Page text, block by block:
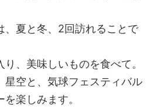
、夏と冬、2回訪れることで
、美味しいものを食べて。
星空と、気球フェスティバル
楽しみます。